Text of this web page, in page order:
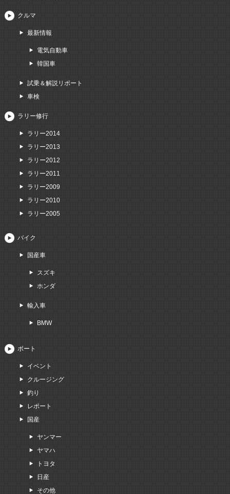
クルマ
最新情報
電気自動車
韓国車
試乗＆解説リポート
車検
ラリー修行
ラリー2014
ラリー2013
ラリー2012
ラリー2011
ラリー2009
ラリー2010
ラリー2005
バイク
国産車
スズキ
ホンダ
輸入車
BMW
ボート
イベント
クルージング
釣り
レポート
国産
ヤンマー
ヤマハ
トヨタ
日産
その他